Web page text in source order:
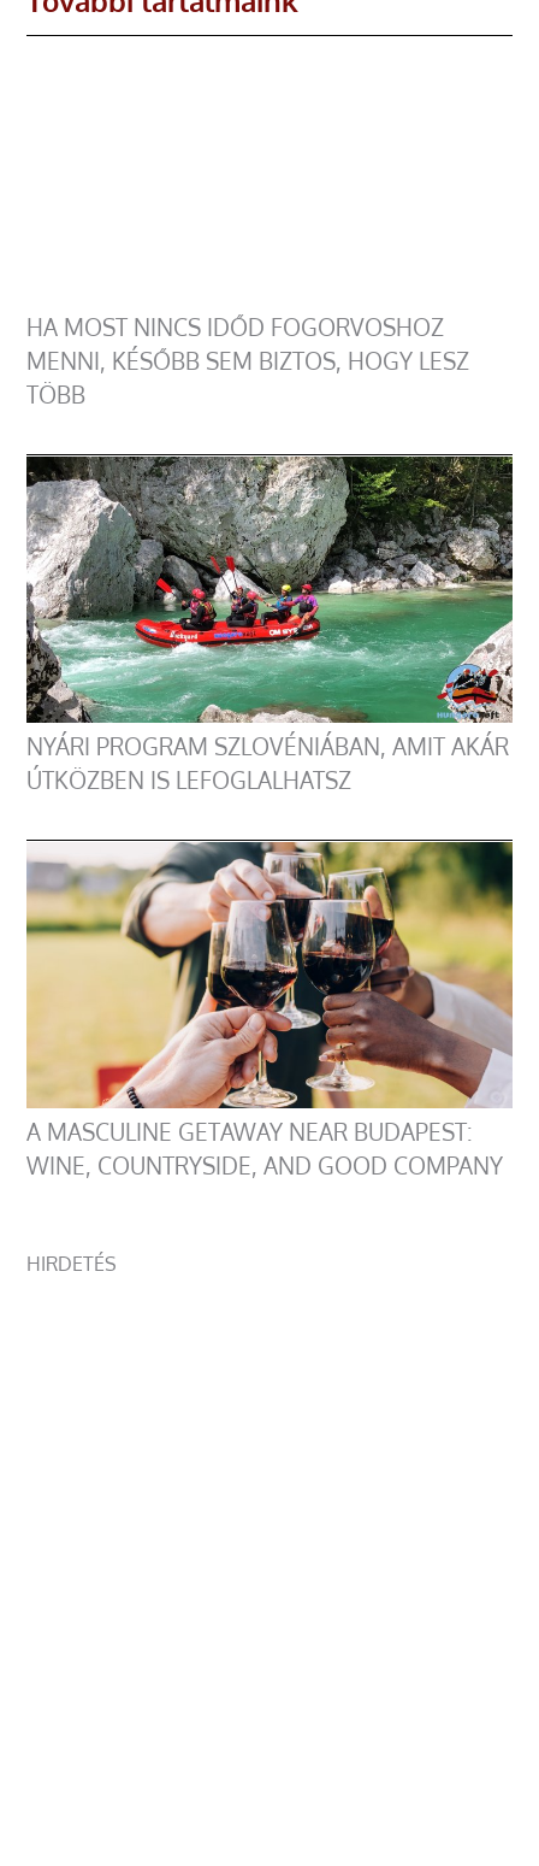
HA MOST NINCS IDŐD FOGORVOSHOZ
MENNI, KÉSŐBB SEM BIZTOS, HOGY LESZ
TÖBB
NYÁRI PROGRAM SZLOVÉNIÁBAN, AMIT AKÁR
ÚTKÖZBEN IS LEFOGLALHATSZ
A MASCULINE GETAWAY NEAR BUDAPEST:
WINE, COUNTRYSIDE, AND GOOD COMPANY
HIRDETÉS